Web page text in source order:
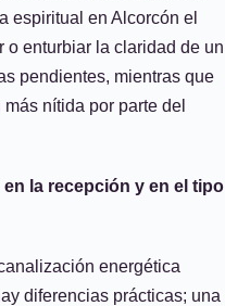
espiritual en Alcorcón el
enturbiar la claridad de un
pendientes, mientras que
nítida por parte del
la recepción y en el tipo
energética
diferencias prácticas; una